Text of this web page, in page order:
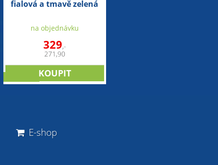
fialová a tmavě zelená
na objednávku
329,-
271,90
E-shop